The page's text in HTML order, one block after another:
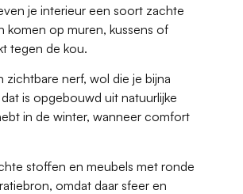
je interieur een soort zachte
komen op muren, kussens of
tegen de kou.
nerf, wol die je bijna
is opgebouwd uit natuurlijke
in de winter, wanneer comfort
stoffen en meubels met ronde
omdat daar sfeer en